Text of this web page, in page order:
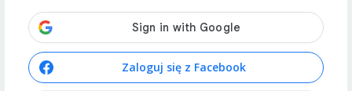
Zaloguj się z Facebook